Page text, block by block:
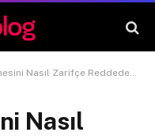
Nasıl Zarifçe Reddedersiniz?
Nasıl